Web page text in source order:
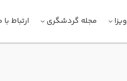
ویزا مجله گردشگری ارتباط با